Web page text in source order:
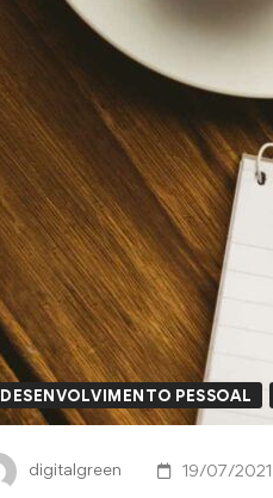
DESENVOLVIMENTO PESSOAL
digitalgreen 19/07/2021